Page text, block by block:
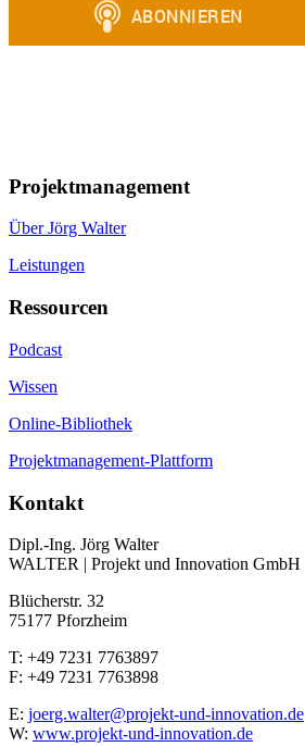
Projektmanagement
Über Jörg Walter
Leistungen
Ressourcen
Podcast
Wissen
Online-Bibliothek
Projektmanagement-Plattform
Kontakt
Dipl.-Ing. Jörg Walter
WALTER | Projekt und Innovation GmbH
Blücherstr. 32
75177 Pforzheim
T: +49 7231 7763897
F: +49 7231 7763898
E: joerg.walter@projekt-und-innovation.de
W: www.projekt-und-innovation.de